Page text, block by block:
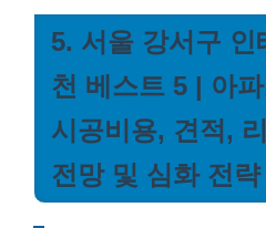
5. 서울 강서구 인
천 베스트 5 | 아
시공비용, 견적,
전망 및 심화 전략